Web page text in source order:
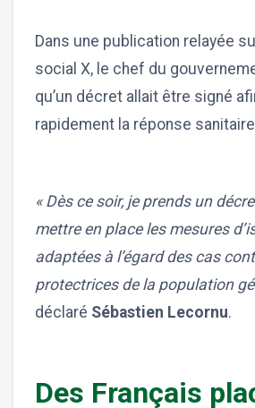
Dans une publication relayée
social X, le chef du
qu’un décret allait être signé
rapidement la réponse
« Dès ce soir, je prends un
mettre en place les mesures
adaptées à l’égard des cas
protectrices de la population
déclaré Sébastien Lecornu.
Des Français